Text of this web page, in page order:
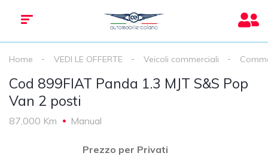
Home VEDI LE OFFERTE Veicoli commerciali
Cod 899FIAT Panda 1.3 MJT S&S Pop
Van 2 posti
87,000 Km Manual
Prezzo per Privati